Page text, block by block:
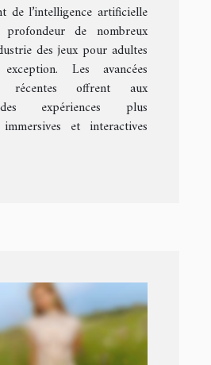
de l’intelligence artificielle
de nombreux
des jeux pour adultes
Les avancées
récentes offrent aux
expériences plus
immersives et interactives